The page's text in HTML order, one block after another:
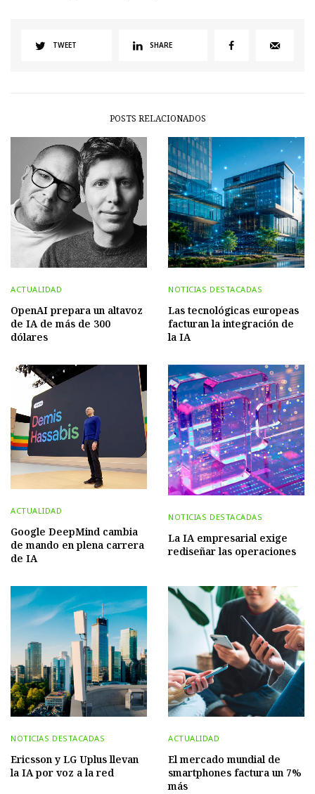
TWEET SHARE
POSTS RELACIONADOS
ACTUALIDAD
OpenAI prepara un altavoz
de IA de más de 300
dólares
NOTICIAS DESTACADAS
Las tecnológicas europeas
facturan la integración de
la IA
ACTUALIDAD
Google DeepMind cambia
de mando en plena carrera
de IA
NOTICIAS DESTACADAS
La IA empresarial exige
rediseñar las operaciones
NOTICIAS DESTACADAS
Ericsson y LG Uplus llevan
la IA por voz a la red
ACTUALIDAD
El mercado mundial de
smartphones factura un 7%
más